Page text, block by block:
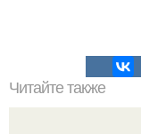
Читайте также